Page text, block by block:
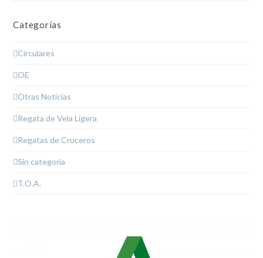
Categorías
Circulares
OE
Otras Noticias
Regata de Vela Ligera
Regatas de Cruceros
Sin categoría
T.O.A.